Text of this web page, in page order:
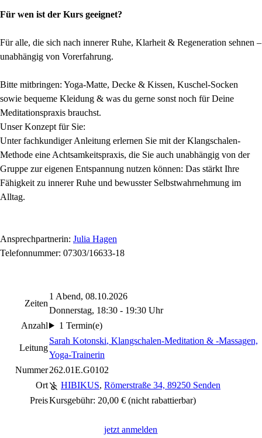
Für wen ist der Kurs geeignet?
Für alle, die sich nach innerer Ruhe, Klarheit & Regeneration sehnen –
unabhängig von Vorerfahrung.
Bitte mitbringen: Yoga-Matte, Decke & Kissen, Kuschel-Socken
sowie bequeme Kleidung & was du gerne sonst noch für Deine
Meditationspraxis brauchst.
Unser Konzept für Sie:
Unter fachkundiger Anleitung erlernen Sie mit der Klangschalen-
Methode eine Achtsamkeitspraxis, die Sie auch unabhängig von der
Gruppe zur eigenen Entspannung nutzen können: Das stärkt Ihre
Fähigkeit zu innerer Ruhe und bewusster Selbstwahrnehmung im
Alltag.
Ansprechpartnerin: Julia Hagen
Telefonnummer: 07303/16633-18
Zeiten
1 Abend, 08.10.2026
Donnerstag, 18:30 - 19:30 Uhr
Anzahl
1 Termin(e)
Leitung
Sarah Kotonski, Klangschalen-Meditation & -Massagen,
Yoga-Trainerin
Nummer262.01E.G0102
Ort
HIBIKUS, Römerstraße 34, 89250 Senden
PreisKursgebühr: 20,00 € (nicht rabattierbar)
jetzt anmelden